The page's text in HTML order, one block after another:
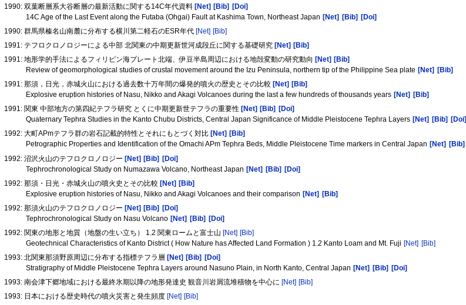
1990: 双葉断層系大谷断層の最新活動に関する14C年代資料 [Net] [Bib]
[Doi]
14C Age of the Last Event along the Futaba (Ohgai) Fault at Kashima Town, Northeast Japan [Net] [Bib]
[Doi]
1990: 群馬県榛名山南麓に分布する横川第二軽石のESR年代 [Net] [Bib]
1991: テフロクロノロジーによる中部 北関東の中期更新世河成段丘に関する基礎研究 [Net] [Bib]
1991: 地形学的手法によるフィリピン海プレート北端、伊豆半島周辺における地殻変動の研究動向 [Net] [Bib]
Review of geomorphological studies of crustal movement around the Izu Peninsula, northern tip of the Philippine Sea plate [Net]
[Bib]
1991: 那須，日光，赤城火山における過去数十万年間の爆発的噴火の歴史とその比較 [Net] [Bib]
Explosive eruption histories of Nasu, Nikko and Akagi Volcanoes during the last a few hundreds of thousands years [Net]
[Bib]
1991: 関東 中部地方の第四紀テフラ研究 とくに中期更新世テフラの重要性 [Net] [Bib]
[Doi]
Quaternary Tephra Studies in the Kanto Chubu Districts, Central Japan Significance of Middle Pleistocene Tephra Layers [Net] [Bib]
[Doi]
1992: 大町APmテフラ群の岩石記載的特性とそれにもとづく対比 [Net] [Bib]
Petrographic Properties and Identification of the Omachi APm Tephra Beds, Middle Pleistocene Time markers in Central Japan [Net]
[Bib]
1992: 沼沢火山のテフロクロノロジー[Net] [Bib] [Doi]
Tephrochronological Study on Numazawa Volcano, Northeast Japan [Net] [Bib] [Doi]
1992: 那須・日光・赤城火山の噴火史とその比較[Net] [Bib]
Explosive eruption histories of Nasu, Nikko and Akagi Volcanoes and their comparison [Net] [Bib]
1992: 那須火山のテフロクロノロジー[Net] [Bib] [Doi]
Tephrochronological Study on Nasu Volcano [Net] [Bib] [Doi]
1992: 関東の地形と地質（地盤の生い立ち） 1.2 関東ロームと富士山[Net] [Bib]
Geotechnical Characteristics of Kanto District ( How Nature has Affected Land Formation ) 1.2 Kanto Loam and Mt. Fuji [Net] [Bib]
1993: 北関東那須野原周辺に分布する指標テフラ層[Net] [Bib] [Doi]
Stratigraphy of Middle Pleistocene Tephra Layers around Nasuno Plain, in North Kanto, Central Japan [Net] [Bib] [Doi]
1993: 南会津下郷地域における最終氷期以降の地形発達史 観音川岩屑流堆積物を中心に[Net] [Bib]
1993: 日本における歴史時代の噴火災害と発生頻度[Net] [Bib]